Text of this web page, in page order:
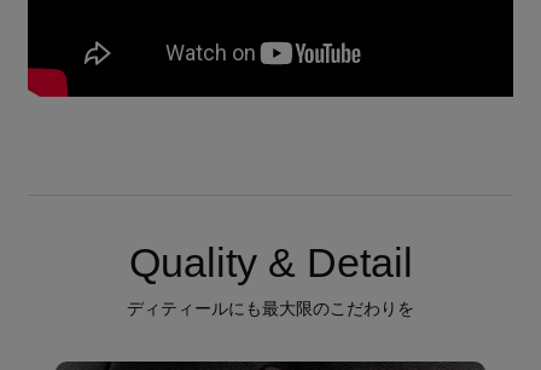
Quality & Detail
ディティールにも最大限のこだわりを